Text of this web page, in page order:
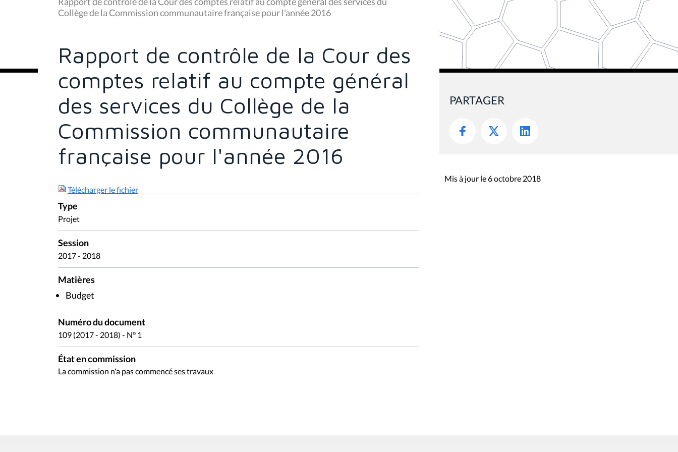
s
ê
:
Collège de la Commission communautaire française pour l'année 2016
Rapport de contrôle de la Cour des
comptes relatif au compte général
des services du Collège de la
Commission communautaire
française pour l'année 2016
Télécharger le fichier
Type
Projet
Session
2017 - 2018
Matières
Budget
Numéro du document
109 (2017 - 2018) - N° 1
État en commission
La commission n'a pas commencé ses travaux
PARTAGER
Mis à jour le 6 octobre 2018